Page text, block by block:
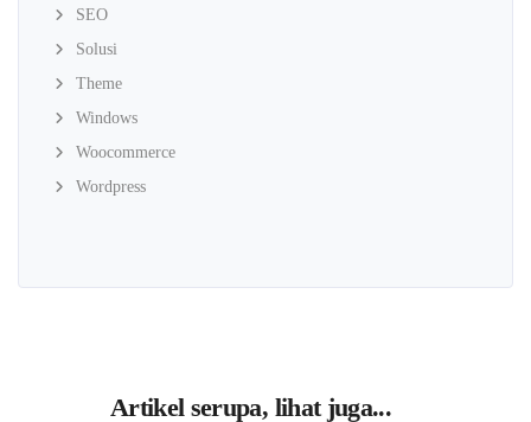
SEO
Solusi
Theme
Windows
Woocommerce
Wordpress
Artikel serupa, lihat juga...